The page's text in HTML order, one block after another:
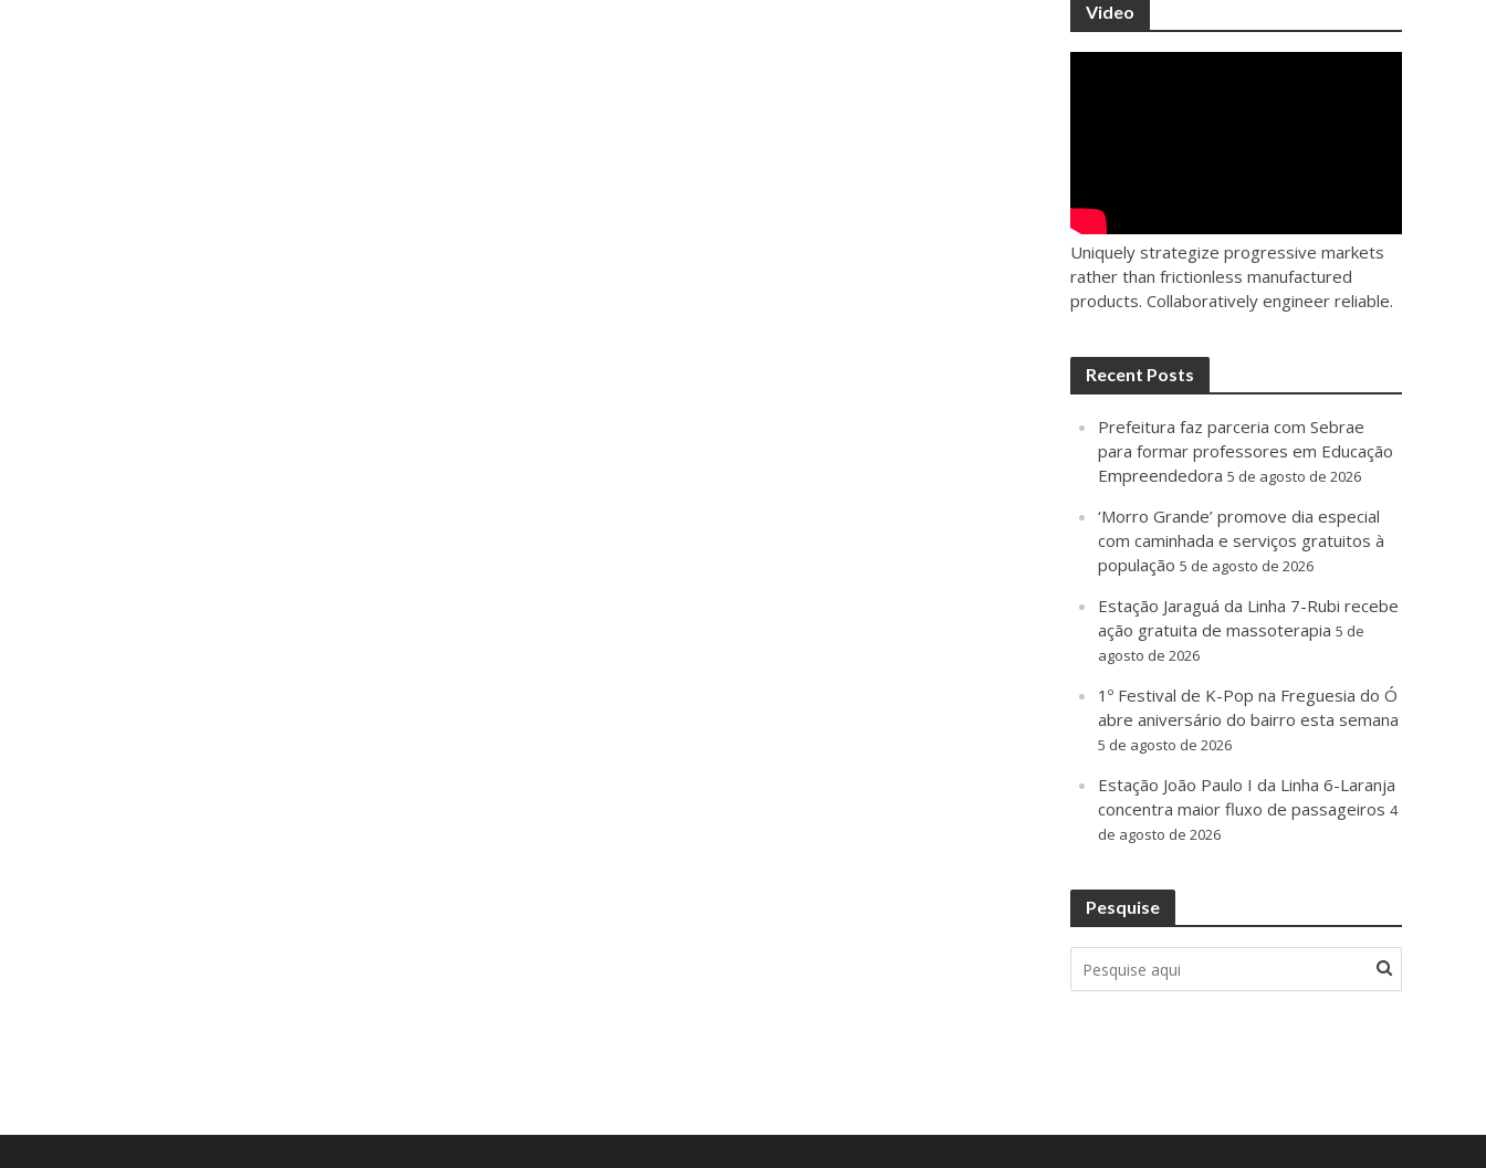
Video
Uniquely strategize progressive markets
rather than frictionless manufactured
products. Collaboratively engineer reliable.
Recent Posts
Prefeitura faz parceria com Sebrae
para formar professores em Educação
Empreendedora 5 de agosto de 2026
‘Morro Grande’ promove dia especial
com caminhada e serviços gratuitos à
população 5 de agosto de 2026
Estação Jaraguá da Linha 7-Rubi recebe
ação gratuita de massoterapia 5 de
agosto de 2026
1º Festival de K-Pop na Freguesia do Ó
abre aniversário do bairro esta semana
5 de agosto de 2026
Estação João Paulo I da Linha 6-Laranja
concentra maior fluxo de passageiros 4
de agosto de 2026
Pesquise